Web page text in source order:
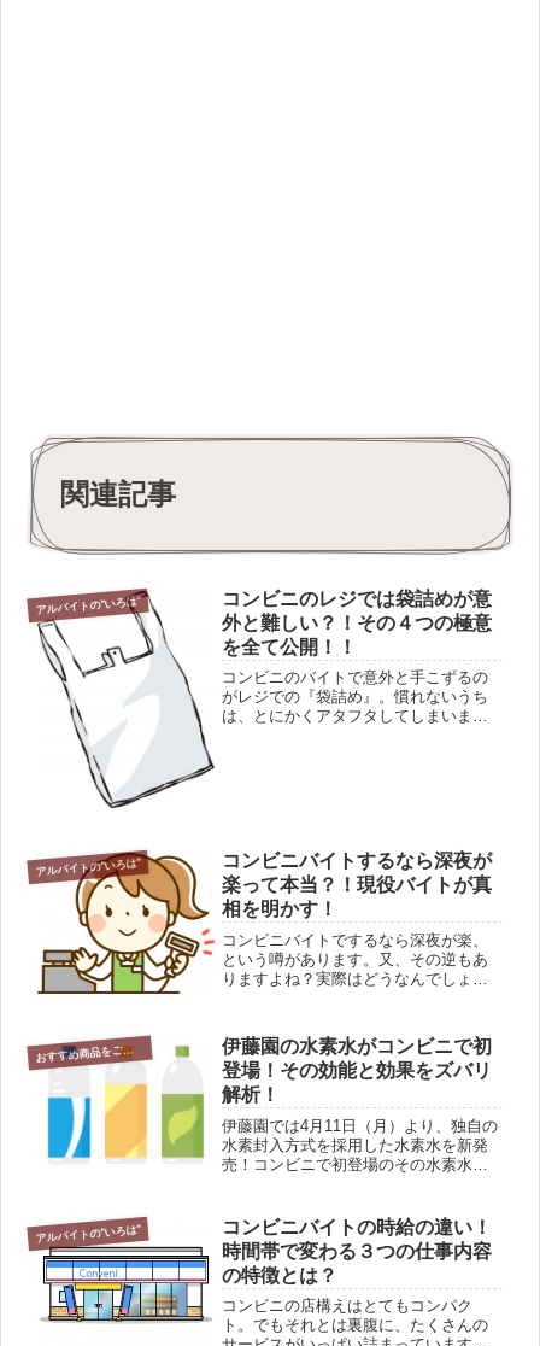
関連記事
アルバイトの"いろは"
コンビニのレジでは袋詰めが意
外と難しい？！その４つの極意
を全て公開！！
コンビニのバイトで意外と手こずるの
がレジでの『袋詰め』。慣れないうち
は、とにかくアタフタしてしまいます
アルバイトの"いろは"
コンビニバイトするなら深夜が
楽って本当？！現役バイトが真
相を明かす！
コンビニバイトでするなら深夜が楽、
という噂があります。又、その逆もあ
りますよね？実際はどうなんでしょ
(^^ゞ。実は私、セブンイレブンで深夜
勤務をしています。バリバリの現役の
私が...
お
すすめ商品をご紹介
伊藤園の水素水がコンビニで初
登場！その効能と効果をズバリ
解析！
伊藤園では4月11日（月）より、独自の
水素封入方式を採用した水素水を新発
売！コンビニで初登場のその水素水の
っていたのに・・。コンビニで気軽に
買える事が出来るなんて(´-｀...
アルバイトの"いろは"
コンビニバイトの時給の違い！
時間帯で変わる３つの仕事内容
の特徴とは？
コンビニの店構えはとてもコンパク
ト。でもそれとは裏腹に、たくさんの